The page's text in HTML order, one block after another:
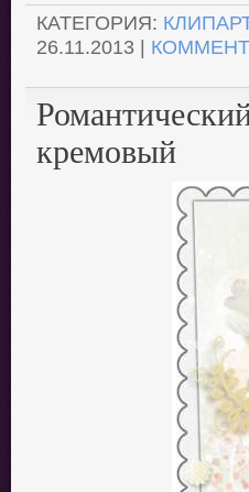
КАТЕГОРИЯ:
26.11.2013 |
кремовый